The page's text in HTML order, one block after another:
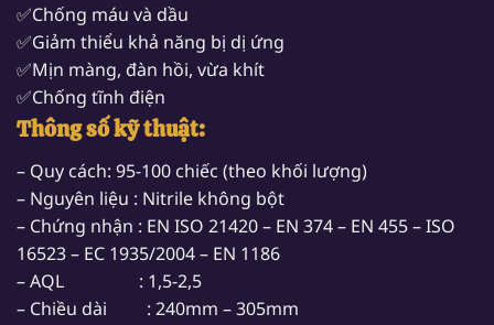
✅Chống máu và dầu
✅Giảm thiểu khả năng bị dị ứng
✅Mịn màng, đàn hồi, vừa khít
✅Chống tĩnh điện
Thông số kỹ thuật:
– Quy cách: 95-100 chiếc (theo khối lượng)
– Nguyên liệu : Nitrile không bột
– Chứng nhận : EN ISO 21420 – EN 374 – EN 455 – ISO
16523 – EC 1935/2004 – EN 1186
– AQL : 1,5-2,5
– Chiều dài : 240mm – 305mm